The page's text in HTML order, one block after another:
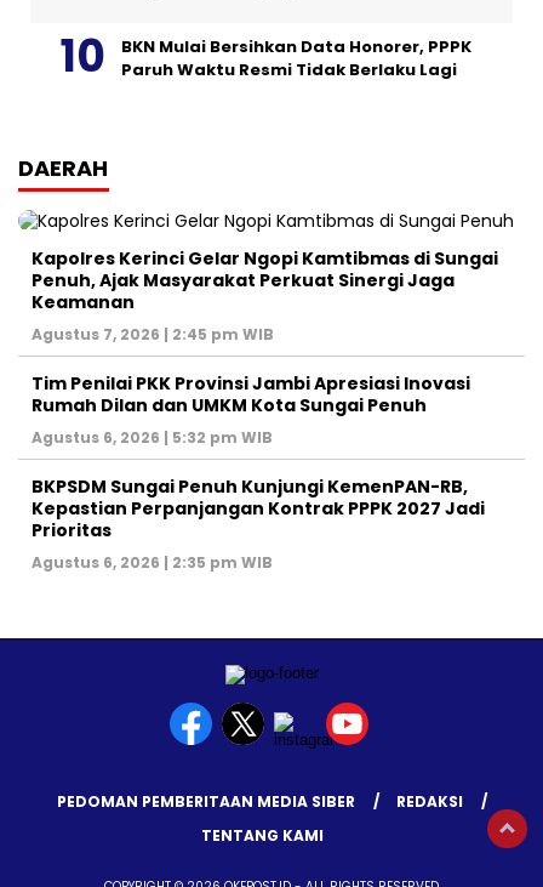
BKN Mulai Bersihkan Data Honorer, PPPK
Paruh Waktu Resmi Tidak Berlaku Lagi
DAERAH
Kapolres Kerinci Gelar Ngopi Kamtibmas di Sungai
Penuh, Ajak Masyarakat Perkuat Sinergi Jaga
Keamanan
Agustus 7, 2026 | 2:45 pm WIB
Tim Penilai PKK Provinsi Jambi Apresiasi Inovasi
Rumah Dilan dan UMKM Kota Sungai Penuh
Agustus 6, 2026 | 5:32 pm WIB
BKPSDM Sungai Penuh Kunjungi KemenPAN-RB,
Kepastian Perpanjangan Kontrak PPPK 2027 Jadi
Prioritas
Agustus 6, 2026 | 2:35 pm WIB
PEDOMAN PEMBERITAAN MEDIA SIBER
REDAKSI
TENTANG KAMI